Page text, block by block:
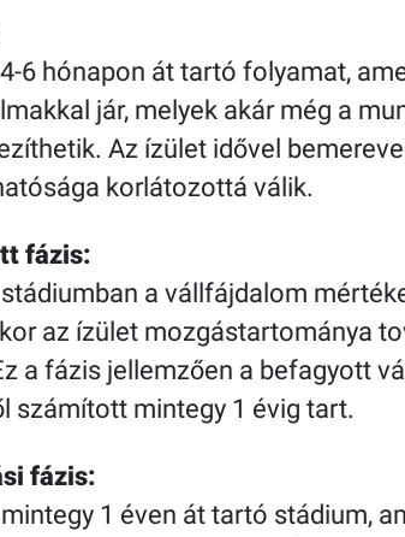
6 hónapon át tartó folyamat,
jár, melyek akár még a
Az ízület idővel
korlátozottá válik.
fázis:
a vállfájdalom
az ízület mozgástartománya
a fázis jellemzően a befagyott
számított mintegy 1 évig tart.
fázis:
1 éven át tartó stádium,